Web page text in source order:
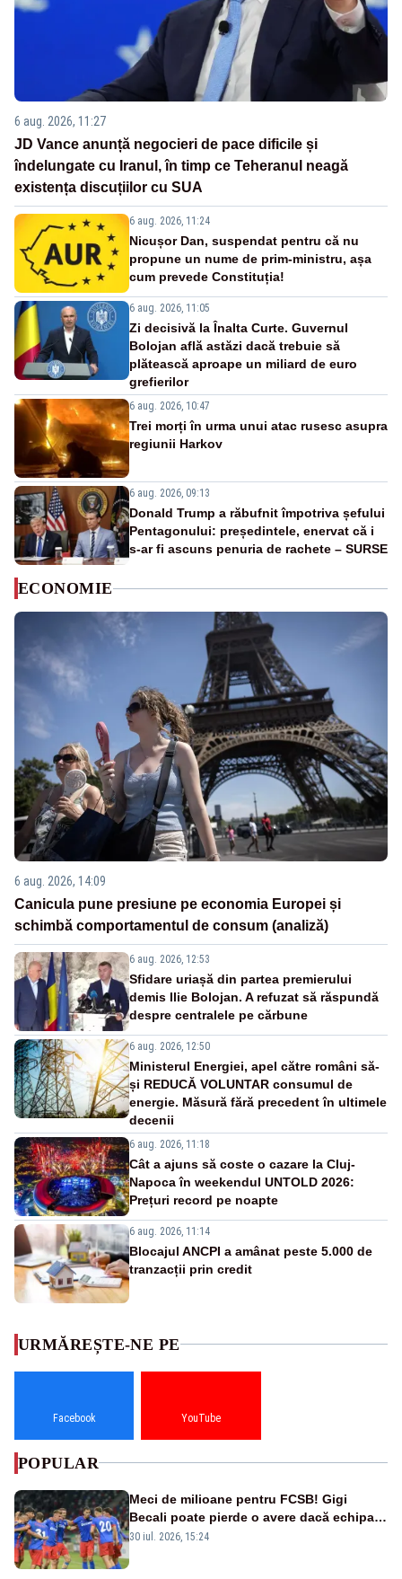
6 aug. 2026, 11:27
JD Vance anunță negocieri de pace dificile și
îndelungate cu Iranul, în timp ce Teheranul neagă
existența discuțiilor cu SUA
6 aug. 2026, 11:24
Nicușor Dan, suspendat pentru că nu
propune un nume de prim-ministru, așa
cum prevede Constituția!
6 aug. 2026, 11:05
Zi decisivă la Înalta Curte. Guvernul
Bolojan află astăzi dacă trebuie să
plătească aproape un miliard de euro
grefierilor
6 aug. 2026, 10:47
Trei morți în urma unui atac rusesc asupra
regiunii Harkov
6 aug. 2026, 09:13
Donald Trump a răbufnit împotriva șefului
Pentagonului: președintele, enervat că i
s-ar fi ascuns penuria de rachete – SURSE
ECONOMIE
6 aug. 2026, 14:09
Canicula pune presiune pe economia Europei și
schimbă comportamentul de consum (analiză)
6 aug. 2026, 12:53
Sfidare uriașă din partea premierului
demis Ilie Bolojan. A refuzat să răspundă
despre centralele pe cărbune
6 aug. 2026, 12:50
Ministerul Energiei, apel către români să-
și REDUCĂ VOLUNTAR consumul de
energie. Măsură fără precedent în ultimele
decenii
6 aug. 2026, 11:18
Cât a ajuns să coste o cazare la Cluj-
Napoca în weekendul UNTOLD 2026:
Prețuri record pe noapte
6 aug. 2026, 11:14
Blocajul ANCPI a amânat peste 5.000 de
tranzacții prin credit
URMĂREȘTE-NE PE
Facebook YouTube
POPULAR
Meci de milioane pentru FCSB! Gigi
Becali poate pierde o avere dacă echipa
este eliminată de FK Auda
30 iul. 2026, 15:24